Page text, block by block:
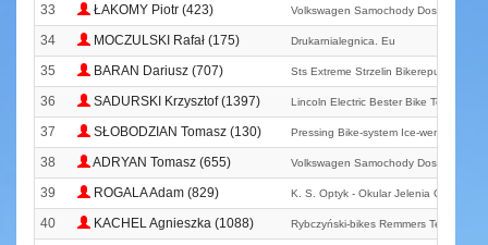
33 ŁAKOMY Piotr (423) Volkswagen Samochody Dostawcze
34 MOCZULSKI Rafał (175) Drukarnialegnica. Eu
35 BARAN Dariusz (707) Sts Extreme Strzelin Bikerepublic. Pl
36 SADURSKI Krzysztof (1397) Lincoln Electric Bester Bike Team
37 SŁOBODZIAN Tomasz (130) Pressing Bike-system Ice-went Team
38 ADRYAN Tomasz (655) Volkswagen Samochody Dostawcze
39 ROGALA Adam (829) K. S. Optyk - Okular Jelenia Góra
40 KACHEL Agnieszka (1088) Rybczyński-bikes Remmers Team